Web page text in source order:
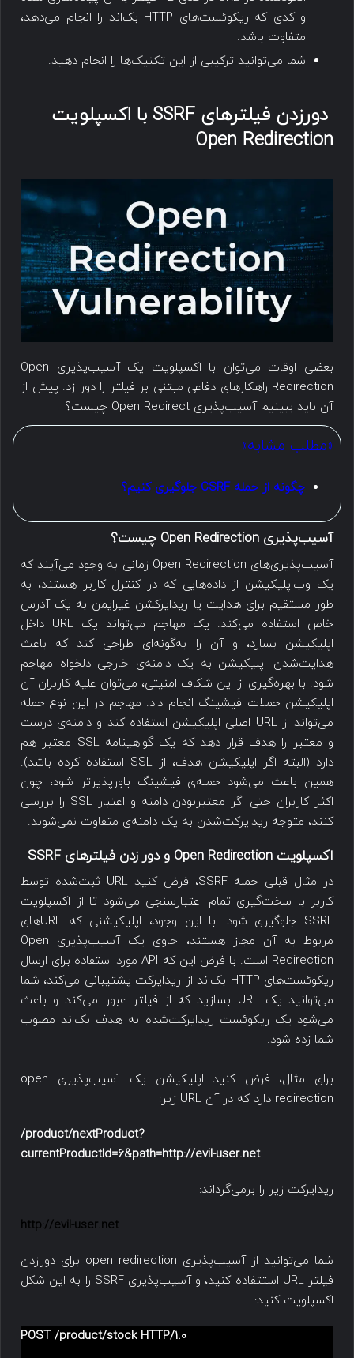
و کدی که ریکوئست‌های HTTP بک‌اند را انجام می‌دهد،
متفاوت باشد.
شما می‌توانید ترکیبی از این تکنیک‌ها را انجام دهید.
دورزدن فیلترهای SSRF با اکسپلویت
Open Redirection
بعضی اوقات می‌توان با اکسپلویت یک آسیب‌پذیری Open
Redirection راهکارهای دفاعی مبتنی بر فیلتر را دور زد. پیش از
آن باید ببینیم آسیب‌پذیری Open Redirect چیست؟
«مطلب مشابه»
چگونه از حمله CSRF جلوگیری کنیم؟
آسیب‌پذیری Open Redirection چیست؟
آسیب‌پذیری‌های Open Redirection زمانی به وجود می‌آیند که
یک وب‌اپلیکیشن از داده‌هایی که در کنترل کاربر هستند، به
طور مستقیم برای هدایت یا ریدایرکشن غیرایمن به یک آدرس
خاص استفاده می‌کند. یک مهاجم می‌تواند یک URL داخل
اپلیکیشن بسازد، و آن را به‌گونه‌ای طراحی کند که باعث
هدایت‌شدن اپلیکیشن به یک دامنه‌ی خارجی دلخواه مهاجم
شود. با بهره‌گیری از این شکاف امنیتی، می‌توان علیه کاربران آن
اپلیکیشن حملات فیشینگ انجام داد. مهاجم در این نوع حمله
می‌تواند از URL اصلی اپلیکیشن استفاده کند و دامنه‌ی درست
و معتبر را هدف قرار دهد که یک گواهینامه SSL معتبر هم
دارد (البته اگر اپلیکیشن هدف، از SSL استفاده کرده باشد).
همین باعث می‌شود حمله‌ی فیشینگ باورپذیرتر شود، چون
اکثر کاربران حتی اگر معتبربودن دامنه و اعتبار SSL را بررسی
کنند، متوجه ریدایرکت‌شدن به یک دامنه‌ی متفاوت نمی‌شوند.
اکسپلویت Open Redirection و دور زدن فیلترهای SSRF
در مثال قبلی حمله SSRF، فرض کنید URL ثبت‌شده توسط
کاربر با سخت‌گیری تمام اعتبارسنجی می‌شود تا از اکسپلویت
SSRF جلوگیری شود. با این وجود، اپلیکیشنی که URLهای
مربوط به آن مجاز هستند، حاوی یک آسیب‌پذیری Open
Redirection است. با فرض این که API مورد استفاده برای ارسال
ریکوئست‌های HTTP بک‌اند از ریدایرکت پشتیبانی می‌کند، شما
می‌توانید یک URL بسازید که از فیلتر عبور می‌کند و باعث
می‌شود یک ریکوئست ریدایرکت‌شده به هدف بک‌اند مطلوب
شما زده شود.
برای مثال، فرض کنید اپلیکیشن یک آسیب‌پذیری open
redirection دارد که در آن URL زیر:
/product/nextProduct?
currentProductId=6&path=http://evil-user.net
ریدایرکت زیر را برمی‌گرداند:
http://evil-user.net
شما می‌توانید از آسیب‌پذیری open redirection برای دورزدن
فیلتر URL استتفاده کنید، و آسیب‌پذیری SSRF را به این شکل
اکسپلویت کنید:
POST /product/stock HTTP/1.0